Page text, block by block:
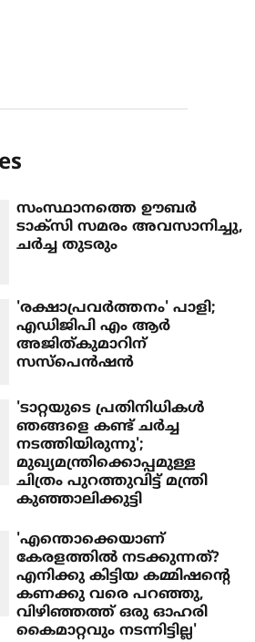
സംസ്ഥാനത്തെ ഊബര്‍
ടാക്‌സി സമരം അവസാനിച്ചു,
ചര്‍ച്ച തുടരും
'രക്ഷാപ്രവർത്തനം' പാളി;
എഡിജിപി എം ആർ
അജിത്കുമാറിന്
സസ്പെൻഷൻ
'ടാറ്റയുടെ പ്രതിനിധികൾ
ഞങ്ങളെ കണ്ട് ചര്‍ച്ച
നടത്തിയിരുന്നു';
മുഖ്യമന്ത്രിക്കൊപ്പമുള്ള
ചിത്രം പുറത്തുവിട്ട് മന്ത്രി
കുഞ്ഞാലിക്കുട്ടി
'എന്തൊക്കെയാണ്
കേരളത്തില്‍ നടക്കുന്നത്?
എനിക്കു കിട്ടിയ കമ്മിഷന്‍റെ
കണക്കു വരെ പറഞ്ഞു,
വിഴിഞ്ഞത്ത് ഒരു ഓഹരി
കൈമാറ്റവും നടന്നിട്ടില്ല'